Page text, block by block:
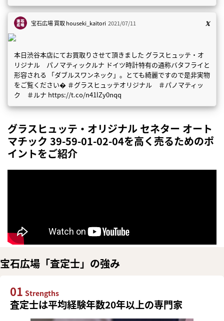
宝石広場 買取houseki_kaitori 2021/07/11
本日渋谷本店にてお買取りさせて頂きました グラスヒュッテ・オ
リジナル パノマティックルナ ドイツ時計特有の通称バタフライと
形容される 「ダブルスワンネック」。とても綺麗ですので是非実物
をご覧ください� ＃グラスヒュッテオリジナル ＃パノマティッ
ク ＃ルナ https://t.co/n41lZy0nqq
グラスヒュッテ・オリジナル セネター オート
マチック 39-59-01-02-04を高く売るためのポ
イントをご紹介
宝石広場「査定士」の強み
01 Strengths
査定士は平均経験年数20年以上の専門家